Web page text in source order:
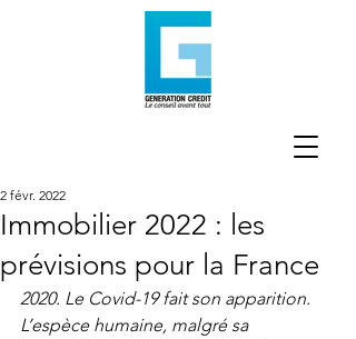
Immobilier 2022 : les
prévisions pour la France
2 févr. 2022
2020. Le Covid-19 fait son apparition.
L’espèce humaine, malgré sa